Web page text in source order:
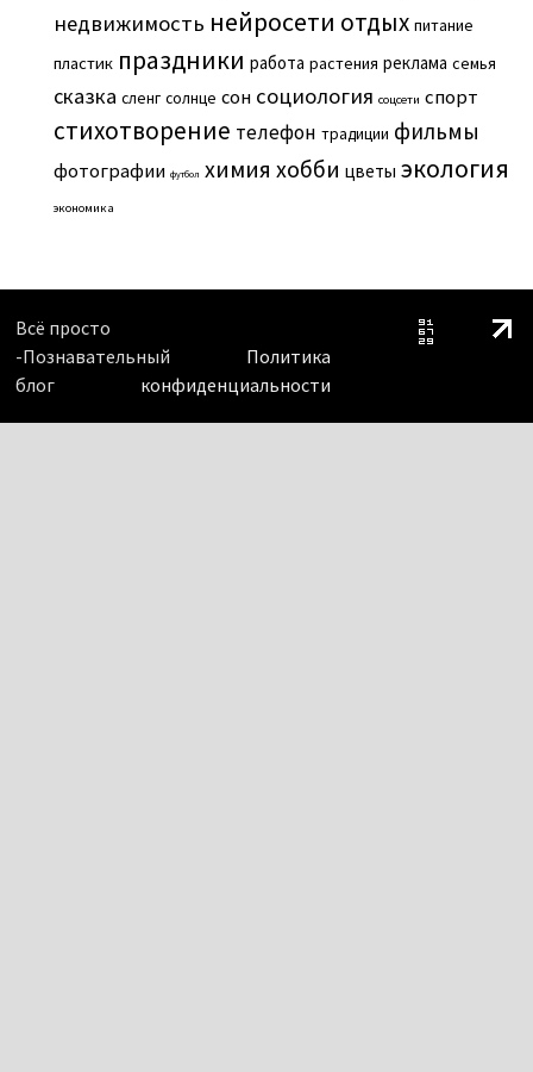
недвижимость нейросети отдых питание
пластик праздники работа растения реклама семья
сказка сленг солнце сон социология соцсети спорт
стихотворение телефон традиции фильмы
фотографии футбол химия хобби цветы экология
экономика
Всё просто
-Познавательный
блог
Политика
конфиденциальности